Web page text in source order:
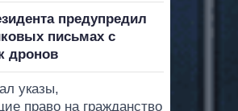
предупредил
письмах с
дронов
указы,
право на гражданство